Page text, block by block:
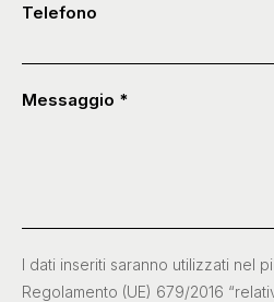
Telefono
Messaggio *
I dati inseriti saranno utilizzati nel
Regolamento (UE) 679/2016